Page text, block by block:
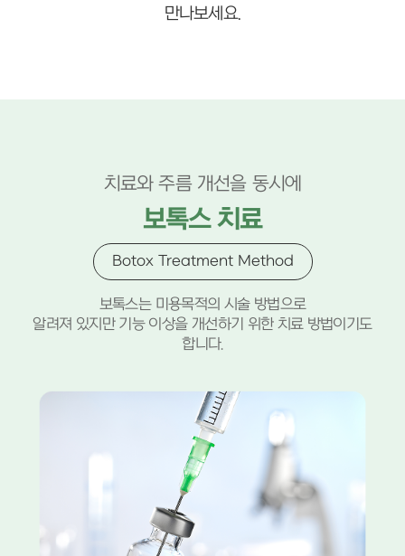
만나보세요.
치료와 주름 개선을 동시에
보톡스 치료
Botox Treatment Method
보톡스는 미용목적의 시술 방법으로
알려져 있지만 기능 이상을 개선하기 위한 치료 방법이기도
합니다.